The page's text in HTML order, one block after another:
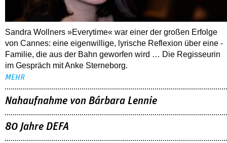
Sandra Wollners »Everytime« war einer der großen Erfolge
von Cannes: eine eigenwillige, lyrische Reflexion über eine ­
Familie, die aus der Bahn geworfen wird … Die Regisseurin
im Gespräch mit Anke Sterneborg.
MEHR
Nahaufnahme von Bárbara Lennie
80 Jahre DEFA